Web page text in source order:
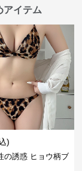
アイテム
)
の誘惑 ヒョウ柄ブ